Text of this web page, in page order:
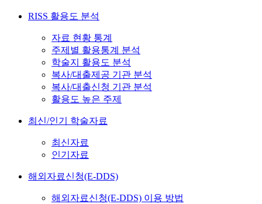
RISS 활용도 분석
자료 현황 통계
주제별 활용통계 분석
학술지 활용도 분석
복사/대출제공 기관 분석
복사/대출신청 기관 분석
활용도 높은 주제
최신/인기 학술자료
최신자료
인기자료
해외자료신청(E-DDS)
해외자료신청(E-DDS) 이용 방법